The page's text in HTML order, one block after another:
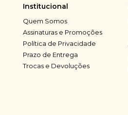
Institucional
Quem Somos
Assinaturas e Promoções
Política de Privacidade
Prazo de Entrega
Trocas e Devoluções